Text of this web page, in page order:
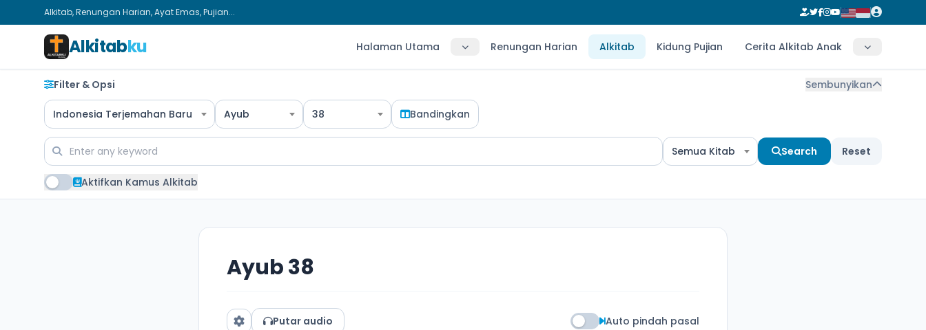
Alkitab, Renungan Harian, Ayat Emas, Pujian...
Alkitabku Halaman Utama Renungan Harian Alkitab Kidung Pujian Cerita Alkitab Anak
Filter & Opsi Sembunyikan
Indonesia Terjemahan Baru Ayub 38 Bandingkan
Semua Kitab Search Reset
Aktifkan Kamus Alkitab
Ayub 38
Putar audio Auto pindah pasal